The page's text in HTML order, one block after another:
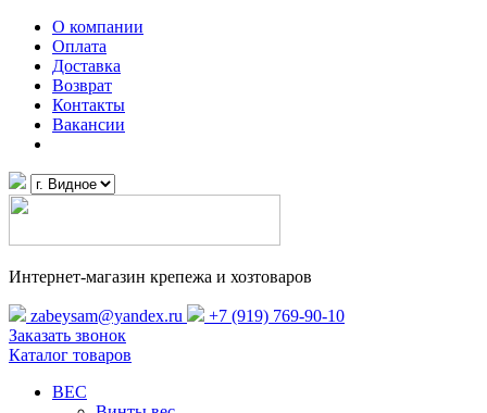
О компании
Оплата
Доставка
Возврат
Контакты
Вакансии
Интернет-магазин крепежа и хозтоваров
zabeysam@yandex.ru
+7 (919) 769-90-10
Заказать звонок
Каталог товаров
ВЕС